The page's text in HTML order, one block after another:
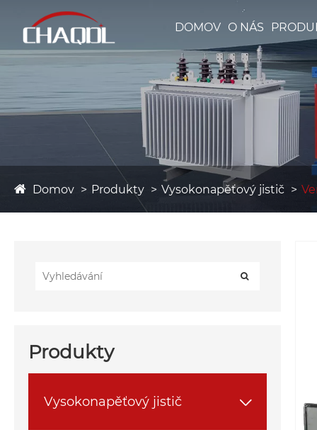
DOMOV O NÁS
Domov Produkty Vysokonapěťový jistič
Produkty
Vysokonapěťový jistič 